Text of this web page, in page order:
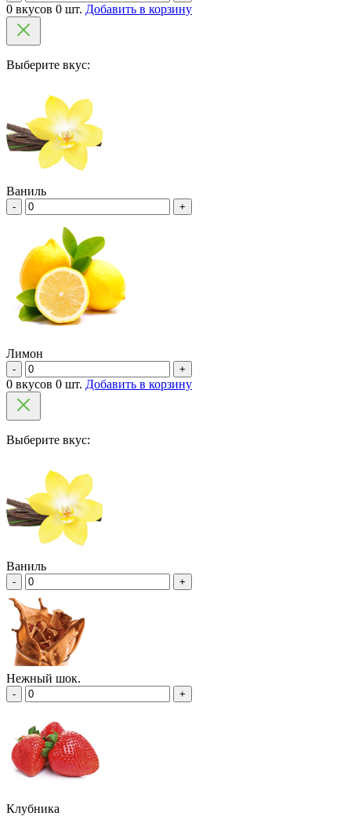
0 вкусов 0 шт. Добавить в корзину
Выберите вкус:
Ваниль
- +
Лимон
- +
0 вкусов 0 шт. Добавить в корзину
Выберите вкус:
Ваниль
- +
Нежный шок.
- +
Клубника